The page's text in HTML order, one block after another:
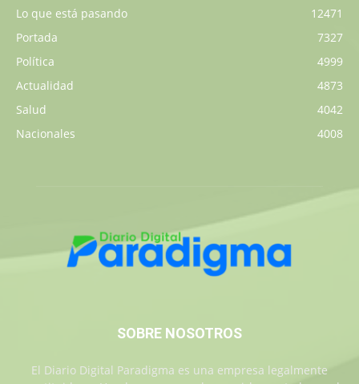
Lo que está pasando
12471
Portada
7327
Política
4999
Actualidad
4873
Salud
4042
Nacionales
4008
SOBRE NOSOTROS
El Diario Digital Paradigma es una empresa legalmente